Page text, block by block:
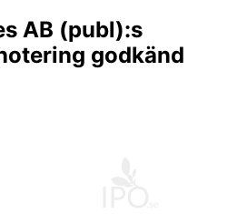
AB (publ):s
godkänd